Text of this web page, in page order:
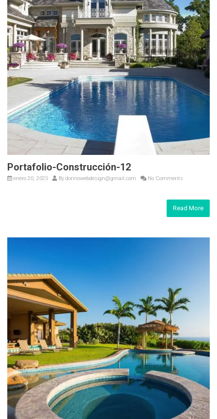
Portafolio-Construcción-12
enero 20, 2025 By donnowebdesign@gmail.com No Comments
Read More